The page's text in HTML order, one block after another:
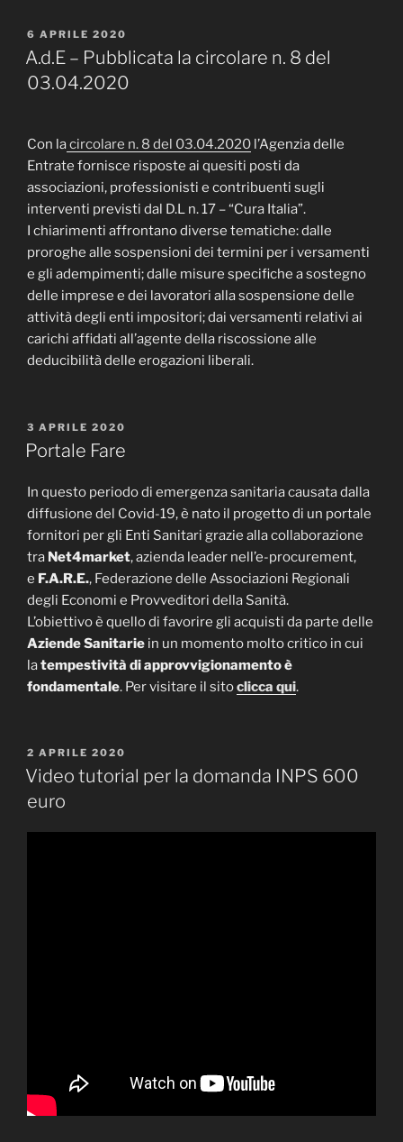
PUBBLICATO
IL
6 APRILE 2020
A.d.E – Pubblicata la circolare n. 8 del
03.04.2020
Con lacircolare n. 8 del 03.04.2020 l’Agenzia delle
Entrate fornisce risposte ai quesiti posti da
associazioni, professionisti e contribuenti sugli
interventi previsti dal D.L n. 17 – “Cura Italia”.
I chiarimenti affrontano diverse tematiche: dalle
proroghe alle sospensioni dei termini per i versamenti
e gli adempimenti; dalle misure specifiche a sostegno
delle imprese e dei lavoratori alla sospensione delle
attività degli enti impositori; dai versamenti relativi ai
carichi affidati all’agente della riscossione alle
deducibilità delle erogazioni liberali.
PUBBLICATO
IL
3 APRILE 2020
Portale Fare
In questo periodo di emergenza sanitaria causata dalla
diffusione del Covid-19, è nato il progetto di un portale
fornitori per gli Enti Sanitari grazie alla collaborazione
tra Net4market, azienda leader nell’e-procurement,
e F.A.R.E., Federazione delle Associazioni Regionali
degli Economi e Provveditori della Sanità.
L’obiettivo è quello di favorire gli acquisti da parte delle
Aziende Sanitarie in un momento molto critico in cui
latempestività di approvvigionamento è
fondamentale. Per visitare il sitoclicca qui.
PUBBLICATO
IL
2 APRILE 2020
Video tutorial per la domanda INPS 600
euro